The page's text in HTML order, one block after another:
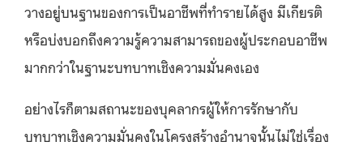
วางอยู่บนฐานของการเป็นอาชีพที่ทำรายได้สูง มีเกียรติ
หรือบ่งบอกถึงความรู้ความสามารถของผู้ประกอบอาชีพ
มากกว่าในฐานะบทบาทเชิงความมั่นคงเอง
อย่างไรก็ตามสถานะของบุคลากรผู้ให้การรักษากับ
บทบาทเชิงความมั่นคงในโครงสร้างอำนาจนั้นไม่ใช่เรื่อง